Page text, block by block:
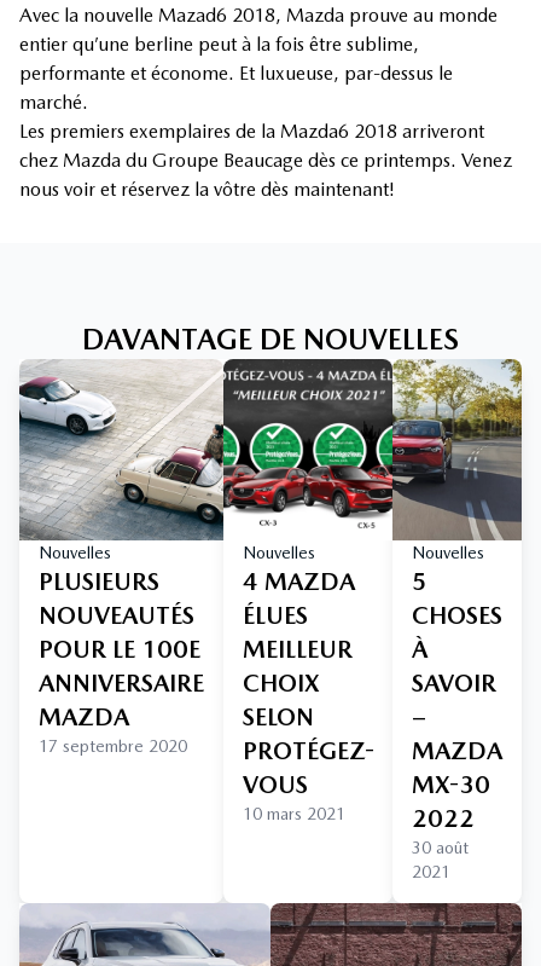
Avec la nouvelle Mazad6 2018, Mazda prouve au monde
entier qu’une berline peut à la fois être sublime,
performante et économe. Et luxueuse, par-dessus le
marché.
Les premiers exemplaires de la Mazda6 2018 arriveront
chez Mazda du Groupe Beaucage dès ce printemps. Venez
nous voir et réservez la vôtre dès maintenant!
DAVANTAGE DE NOUVELLES
Nouvelles
PLUSIEURS
NOUVEAUTÉS
POUR LE 100E
ANNIVERSAIRE
MAZDA
17 septembre 2020
Nouvelles
4 MAZDA
ÉLUES
MEILLEUR
CHOIX
SELON
PROTÉGEZ-
VOUS
10 mars 2021
Nouvelles
5
CHOSES
À
SAVOIR
–
MAZDA
MX-30
2022
30 août
2021